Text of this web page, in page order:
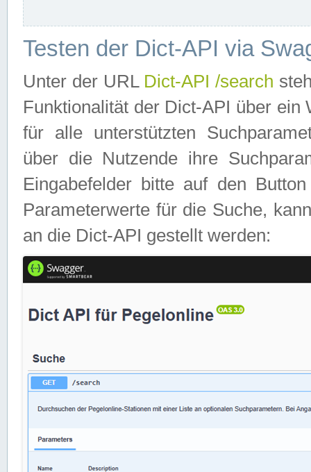
Testen der Dict-API via
Unter der URL Dict-API /search
Funktionalität der Dict-API über
für alle unterstützten
über die Nutzende ihre
Eingabefelder bitte auf den
Parameterwerte für die Suche,
an die Dict-API gestellt werden: